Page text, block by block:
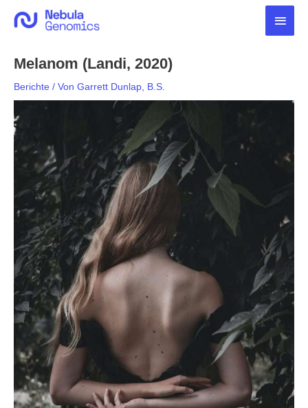
Inhalt
Melanom (Landi, 2020)
Berichte / Von Garrett Dunlap, B.S.